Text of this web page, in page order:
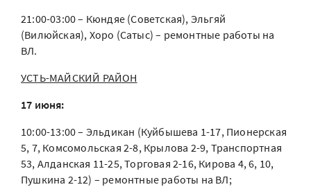
21:00-03:00 – Кюндяе (Советская), Эльгяй
(Вилюйская), Хоро (Сатыс) – ремонтные работы на
ВЛ.
УСТЬ-МАЙСКИЙ РАЙОН
17 июня:
10:00-13:00 – Эльдикан (Куйбышева 1-17, Пионерская
5, 7, Комсомольская 2-8, Крылова 2-9, Транспортная
53, Алданская 11-25, Торговая 2-16, Кирова 4, 6, 10,
Пушкина 2-12) – ремонтные работы на ВЛ;